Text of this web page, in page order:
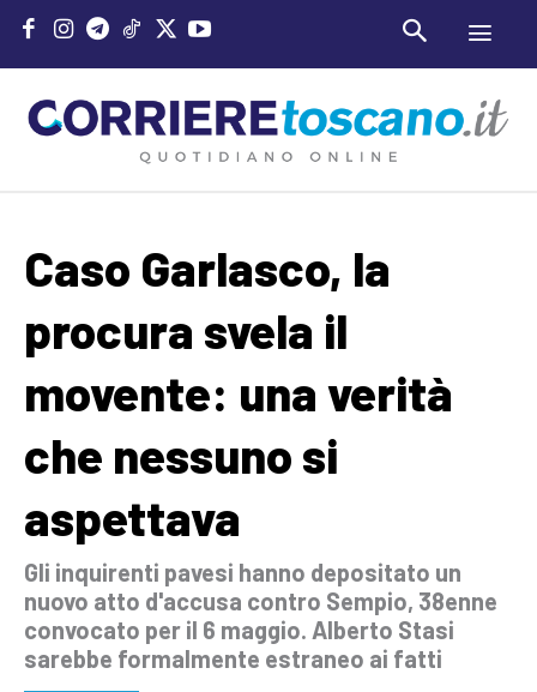
Caso Garlasco, la
procura svela il
movente: una verità
che nessuno si
aspettava
Gli inquirenti pavesi hanno depositato un
nuovo atto d'accusa contro Sempio, 38enne
convocato per il 6 maggio. Alberto Stasi
sarebbe formalmente estraneo ai fatti